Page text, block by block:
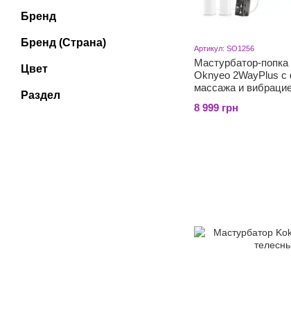
Артикул: SO1256
Мастурбатор-попка
Oknyeo 2WayPlus с
массажа и
8 999 грн
Бренд
Бренд (Страна)
Цвет
Раздел